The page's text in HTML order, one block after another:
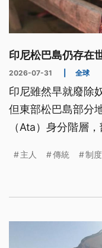
印尼松巴島仍存在
2026-07-31 全球
印尼雖然早就廢除
但東部松巴島部分
（Ata）身分階層
為地方權力長期掌
透過教育讓下一代
主人 傳統 制度